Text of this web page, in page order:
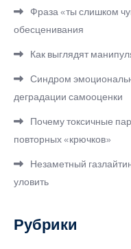
Фраза «ты слишком
обесценивания
Как выглядят
Синдром
деградации самооценки
Почему токсичные
повторных «крючков»
Незаметный
уловить
Рубрики